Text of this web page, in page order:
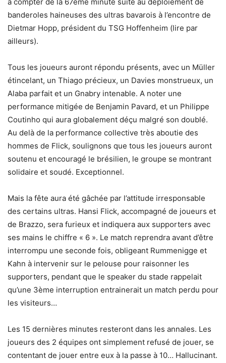
banderoles haineuses des ultras bavarois à l’encontre de
Dietmar Hopp, président du TSG Hoffenheim (lire par
ailleurs).
Tous les joueurs auront répondu présents, avec un Müller
étincelant, un Thiago précieux, un Davies monstrueux, un
Alaba parfait et un Gnabry intenable. A noter une
performance mitigée de Benjamin Pavard, et un Philippe
Coutinho qui aura globalement déçu malgré son doublé.
Au delà de la performance collective très aboutie des
hommes de Flick, soulignons que tous les joueurs auront
soutenu et encouragé le brésilien, le groupe se montrant
solidaire et soudé. Exceptionnel.
Mais la fête aura été gâchée par l’attitude irresponsable
des certains ultras. Hansi Flick, accompagné de joueurs et
de Brazzo, sera furieux et indiquera aux supporters avec
ses mains le chiffre « 6 ». Le match reprendra avant d’être
interrompu une seconde fois, obligeant Rummenigge et
Kahn à intervenir sur le pelouse pour raisonner les
supporters, pendant que le speaker du stade rappelait
qu’une 3ème interruption entrainerait un match perdu pour
les visiteurs…
Les 15 dernières minutes resteront dans les annales. Les
joueurs des 2 équipes ont simplement refusé de jouer, se
contentant de jouer entre eux à la passe à 10… Hallucinant.